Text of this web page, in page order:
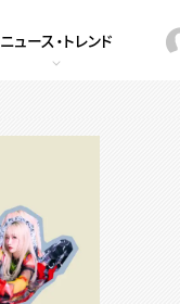
ニュース・トレンド